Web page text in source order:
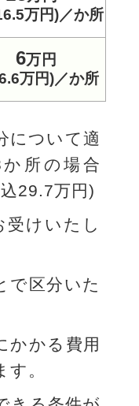
万円)／か所
6万円
万円)／か所
について適
所の場合
29.7万円)
受けいたし
で区分いた
かかる費用
。